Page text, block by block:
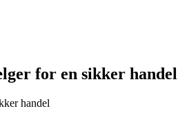
for en sikker handel
handel